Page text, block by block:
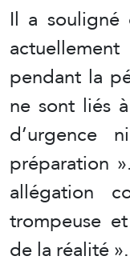
Il a souligné
pendant la
ne sont liés
d’urgence
préparation
allégation
trompeuse
de la réalité ».